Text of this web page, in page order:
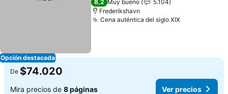
Opción destacada
8,2 Muy bueno
5.104
Frederikshavn
Cena auténtica del siglo XIXVer precios
De $74.020
Mira precios de 8 páginas Ver precios